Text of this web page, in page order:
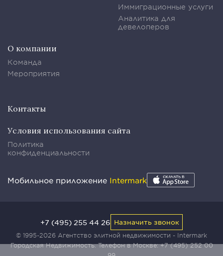
Иммиграционные услуги
Аналитика для
девелоперов
О компании
Команда
Мероприятия
Контакты
Условия использования сайта
Политика
конфиденциальности
Мобильное приложение Intermark
© 1995-2026 Агентство элитной недвижимости - Intermark
Городская Недвижимость. Телефон в Москве:+7 (495) 252 00
+7 (495) 255 44 26 Назначить звонок